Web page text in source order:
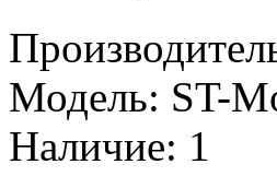
Модель: ST-
Наличие: 1